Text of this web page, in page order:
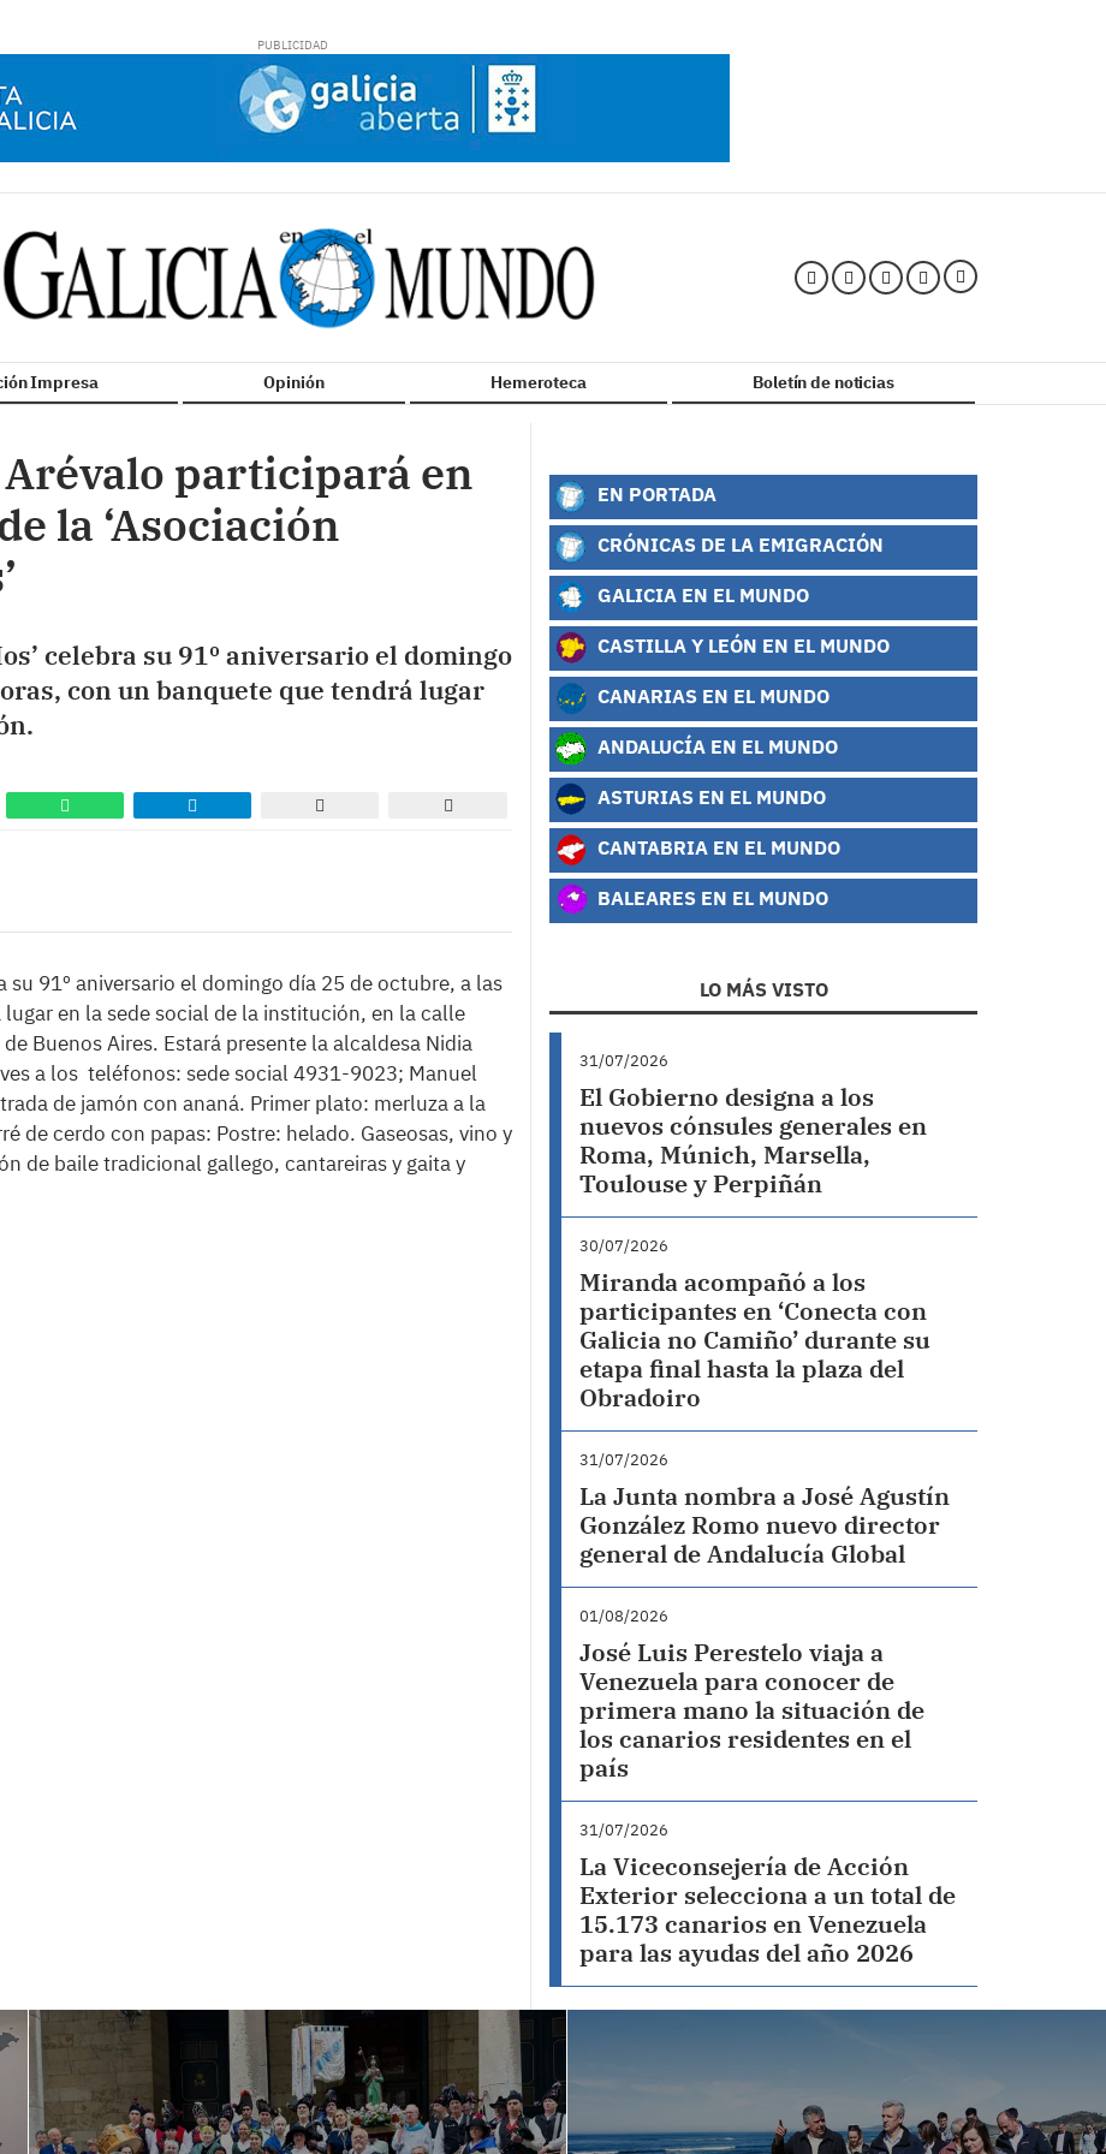
Impresa Opinión Hemeroteca Boletín de noticias
participará en
la ‘Asociación
celebra su 91º aniversario el domingo
con un banquete que tendrá lugar
su 91º aniversario el domingo día 25 de octubre, a las
en la sede social de la institución, en la calle
Buenos Aires. Estará presente la alcaldesa Nidia
a los teléfonos: sede social 4931-9023; Manuel
de jamón con ananá. Primer plato: merluza a la
de cerdo con papas: Postre: helado. Gaseosas, vino y
de baile tradicional gallego, cantareiras y gaita y
EN PORTADA
CRÓNICAS DE LA EMIGRACIÓN
GALICIA EN EL MUNDO
CASTILLA Y LEÓN EN EL MUNDO
CANARIAS EN EL MUNDO
ANDALUCÍA EN EL MUNDO
ASTURIAS EN EL MUNDO
CANTABRIA EN EL MUNDO
BALEARES EN EL MUNDO
LO MÁS VISTO
31/07/2026
El Gobierno designa a los
nuevos cónsules generales en
Roma, Múnich, Marsella,
Toulouse y Perpiñán
30/07/2026
Miranda acompañó a los
participantes en ‘Conecta con
Galicia no Camiño’ durante su
etapa final hasta la plaza del
Obradoiro
31/07/2026
La Junta nombra a José Agustín
González Romo nuevo director
general de Andalucía Global
01/08/2026
José Luis Perestelo viaja a
Venezuela para conocer de
primera mano la situación de
los canarios residentes en el
país
31/07/2026
La Viceconsejería de Acción
Exterior selecciona a un total de
15.173 canarios en Venezuela
para las ayudas del año 2026